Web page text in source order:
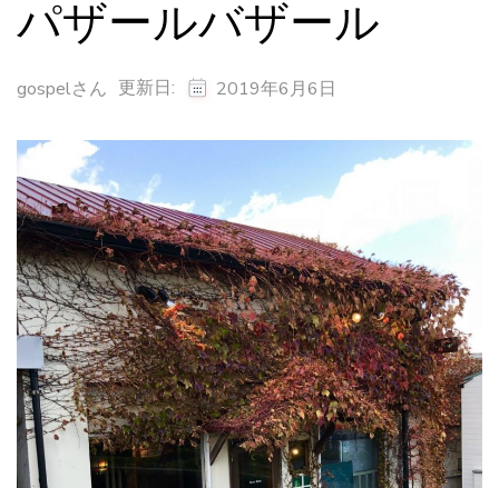
パザールバザール
gospelさん 更新日: 2019年6月6日